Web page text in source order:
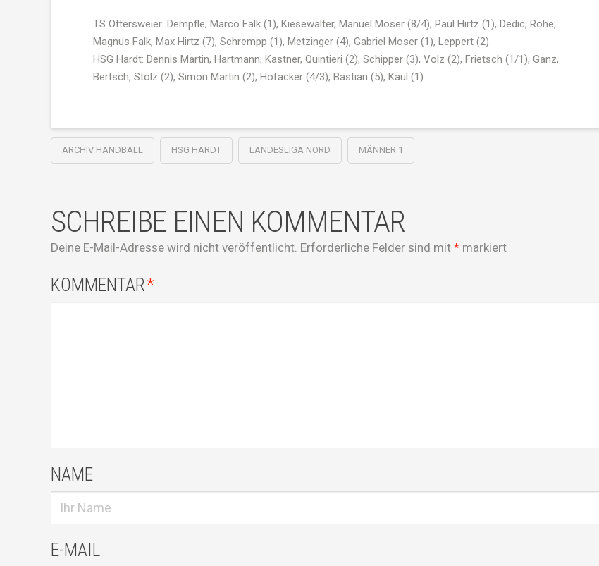
TS Ottersweier: Dempfle; Marco Falk (1), Kiesewalter, Manuel Moser (8/4), Paul Hirtz (1), Dedic, Rohe,
Magnus Falk, Max Hirtz (7), Schrempp (1), Metzinger (4), Gabriel Moser (1), Leppert (2).
HSG Hardt: Dennis Martin, Hartmann; Kastner, Quintieri (2), Schipper (3), Volz (2), Frietsch (1/1), Ganz,
Bertsch, Stolz (2), Simon Martin (2), Hofacker (4/3), Bastian (5), Kaul (1).
ARCHIV HANDBALL HSG HARDT LANDESLIGA NORD MÄNNER 1
SCHREIBE EINEN KOMMENTAR
Deine E-Mail-Adresse wird nicht veröffentlicht. Erforderliche Felder sind mit * markiert
KOMMENTAR*
NAME
E-MAIL